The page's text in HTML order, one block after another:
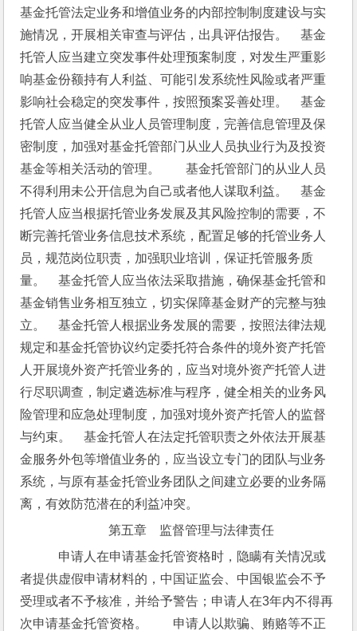
基金托管法定业务和增值业务的内部控制制度建设与实
施情况，开展相关审查与评估，出具评估报告。　基金
托管人应当建立突发事件处理预案制度，对发生严重影
响基金份额持有人利益、可能引发系统性风险或者严重
影响社会稳定的突发事件，按照预案妥善处理。　基金
托管人应当健全从业人员管理制度，完善信息管理及保
密制度，加强对基金托管部门从业人员执业行为及投资
基金等相关活动的管理。　　基金托管部门的从业人员
不得利用未公开信息为自己或者他人谋取利益。　基金
托管人应当根据托管业务发展及其风险控制的需要，不
断完善托管业务信息技术系统，配置足够的托管业务人
员，规范岗位职责，加强职业培训，保证托管服务质
量。　基金托管人应当依法采取措施，确保基金托管和
基金销售业务相互独立，切实保障基金财产的完整与独
立。　基金托管人根据业务发展的需要，按照法律法规
规定和基金托管协议约定委托符合条件的境外资产托管
人开展境外资产托管业务的，应当对境外资产托管人进
行尽职调查，制定遴选标准与程序，健全相关的业务风
险管理和应急处理制度，加强对境外资产托管人的监督
与约束。　基金托管人在法定托管职责之外依法开展基
金服务外包等增值业务的，应当设立专门的团队与业务
系统，与原有基金托管业务团队之间建立必要的业务隔
离，有效防范潜在的利益冲突。
第五章　监督管理与法律责任
申请人在申请基金托管资格时，隐瞒有关情况或
者提供虚假申请材料的，中国证监会、中国银监会不予
受理或者不予核准，并给予警告；申请人在3年内不得再
次申请基金托管资格。　　申请人以欺骗、贿赂等不正